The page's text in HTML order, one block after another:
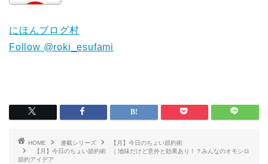
にほんブログ村
Follow @roki_esufami
HOME 連載シリーズ
【月】今日のちょい節約術
【月】今日のちょい節約術 ｜地味だけど意外と効果あり！？みんなのオモシロ
節約アイデア